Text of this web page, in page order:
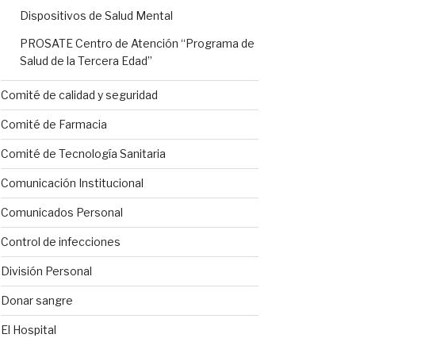
Dispositivos de Salud Mental
PROSATE Centro de Atención “Programa de
Salud de la Tercera Edad”
Comité de calidad y seguridad
Comité de Farmacia
Comité de Tecnología Sanitaria
Comunicación Institucional
Comunicados Personal
Control de infecciones
División Personal
Donar sangre
El Hospital